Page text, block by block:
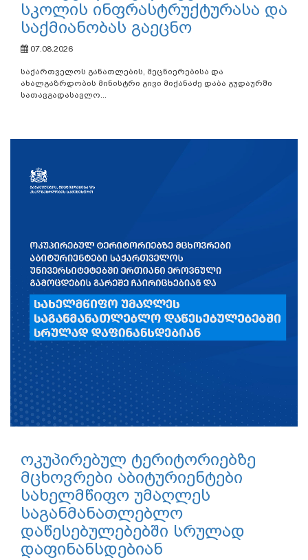
სკოლის ინფრასტრუქტურასა და
საქმიანობას გაეცნო
07.08.2026
საქართველოს განათლების, მეცნიერებისა და
ახალგაზრდობის მინისტრი გივი მიქანაძე დაბა გუდაურში
სათავგადასავლო...
ოკუპირებულ ტერიტორიებზე
მცხოვრები აბიტურიენტები
სახელმწიფო უმაღლეს
საგანმანათლებლო
დაწესებულებებში სრულად
დაფინანსდებიან